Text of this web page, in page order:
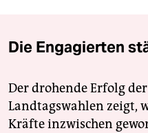
Die Engagierten
Der drohende Erfolg
Landtagswahlen zeigt,
Kräfte inzwischen